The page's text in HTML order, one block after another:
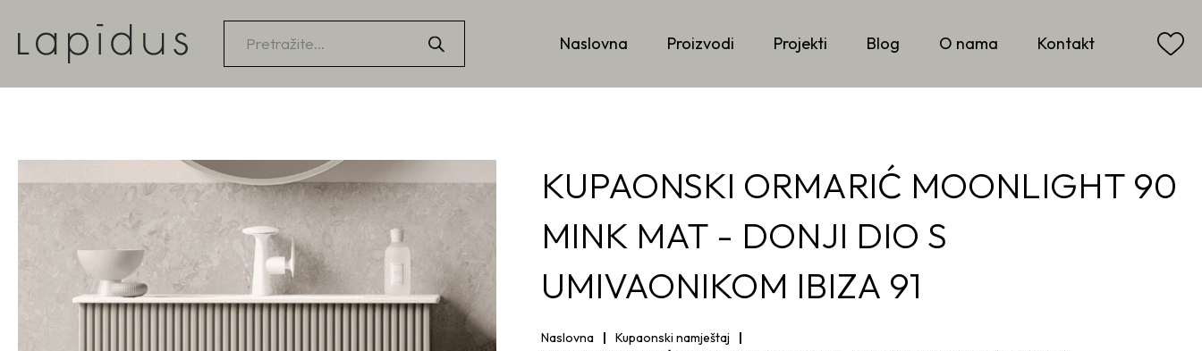
Products
search
Naslovna Proizvodi Projekti Blog O nama Kontakt
KUPAONSKI ORMARIĆ MOONLIGHT 90
MINK MAT - DONJI DIO S
UMIVAONIKOM IBIZA 91
Naslovna
Kupaonski namještaj